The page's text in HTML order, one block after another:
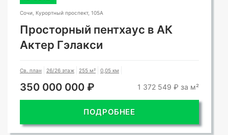
Сочи, Курортный проспект, 105А
Просторный пентхаус в АК
Актер Гэлакси
Св. план 26/26 этаж 255 м² 0,05 км
350 000 000 ₽ 1 372 549 ₽ за м²
ПОДРОБНЕЕ